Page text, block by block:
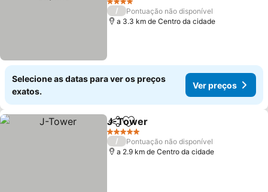
4 Estrelas
/
Pontuação não disponível
a 3.3 km de Centro da cidade
Selecione as datas para ver os preços
exatos.
Ver preços
PartilharAdicionar aos favoritos
J-Tower
5 Estrelas
/
Pontuação não disponível
a 2.9 km de Centro da cidade